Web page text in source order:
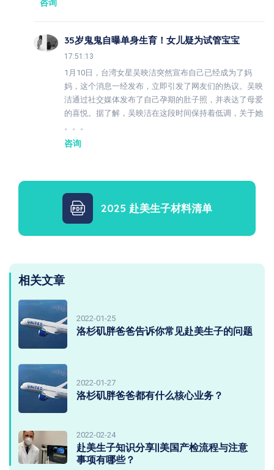
咨询
35岁鬼鬼自曝单身生育！女儿疑为试管宝宝
17:51:13
1月10日，台湾女星吴映洁突然宣布自己已经成为了妈
妈，这个消息一经发布，立即引发了网友们的热议。吴映
洁通过社交媒体发布了自己孕期的肚子照，并表达了母爱
的喜悦。据了解，吴映洁在这段时间保持着低调，关于她
。。。
咨询
2025 赴美生子材料清单
相关文章
2022-01-25
洛杉矶胖爸爸告诉你常见赴美生子的问题
2022-01-27
洛杉矶胖爸爸都有什么核心业务？
2022-02-24
赴美生子知识分享||美国产检流程与注意
事项有哪些？